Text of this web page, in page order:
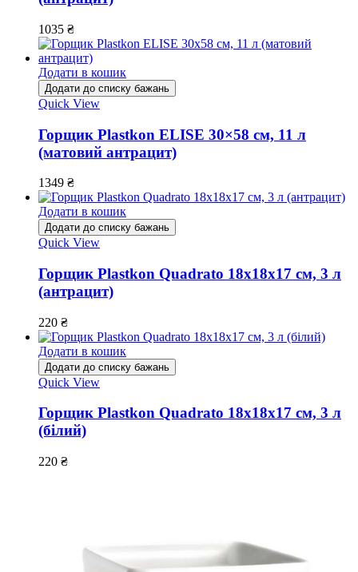
1035 ₴
Додати в кошик
Додати до списку бажань
Quick View
Горщик Plastkon ELISE 30×58 см, 11 л
(матовий антрацит)
1349 ₴
Додати в кошик
Додати до списку бажань
Quick View
Горщик Plastkon Quadrato 18х18х17 см, 3 л
(антрацит)
220 ₴
Додати в кошик
Додати до списку бажань
Quick View
Горщик Plastkon Quadrato 18х18х17 см, 3 л
(білий)
220 ₴